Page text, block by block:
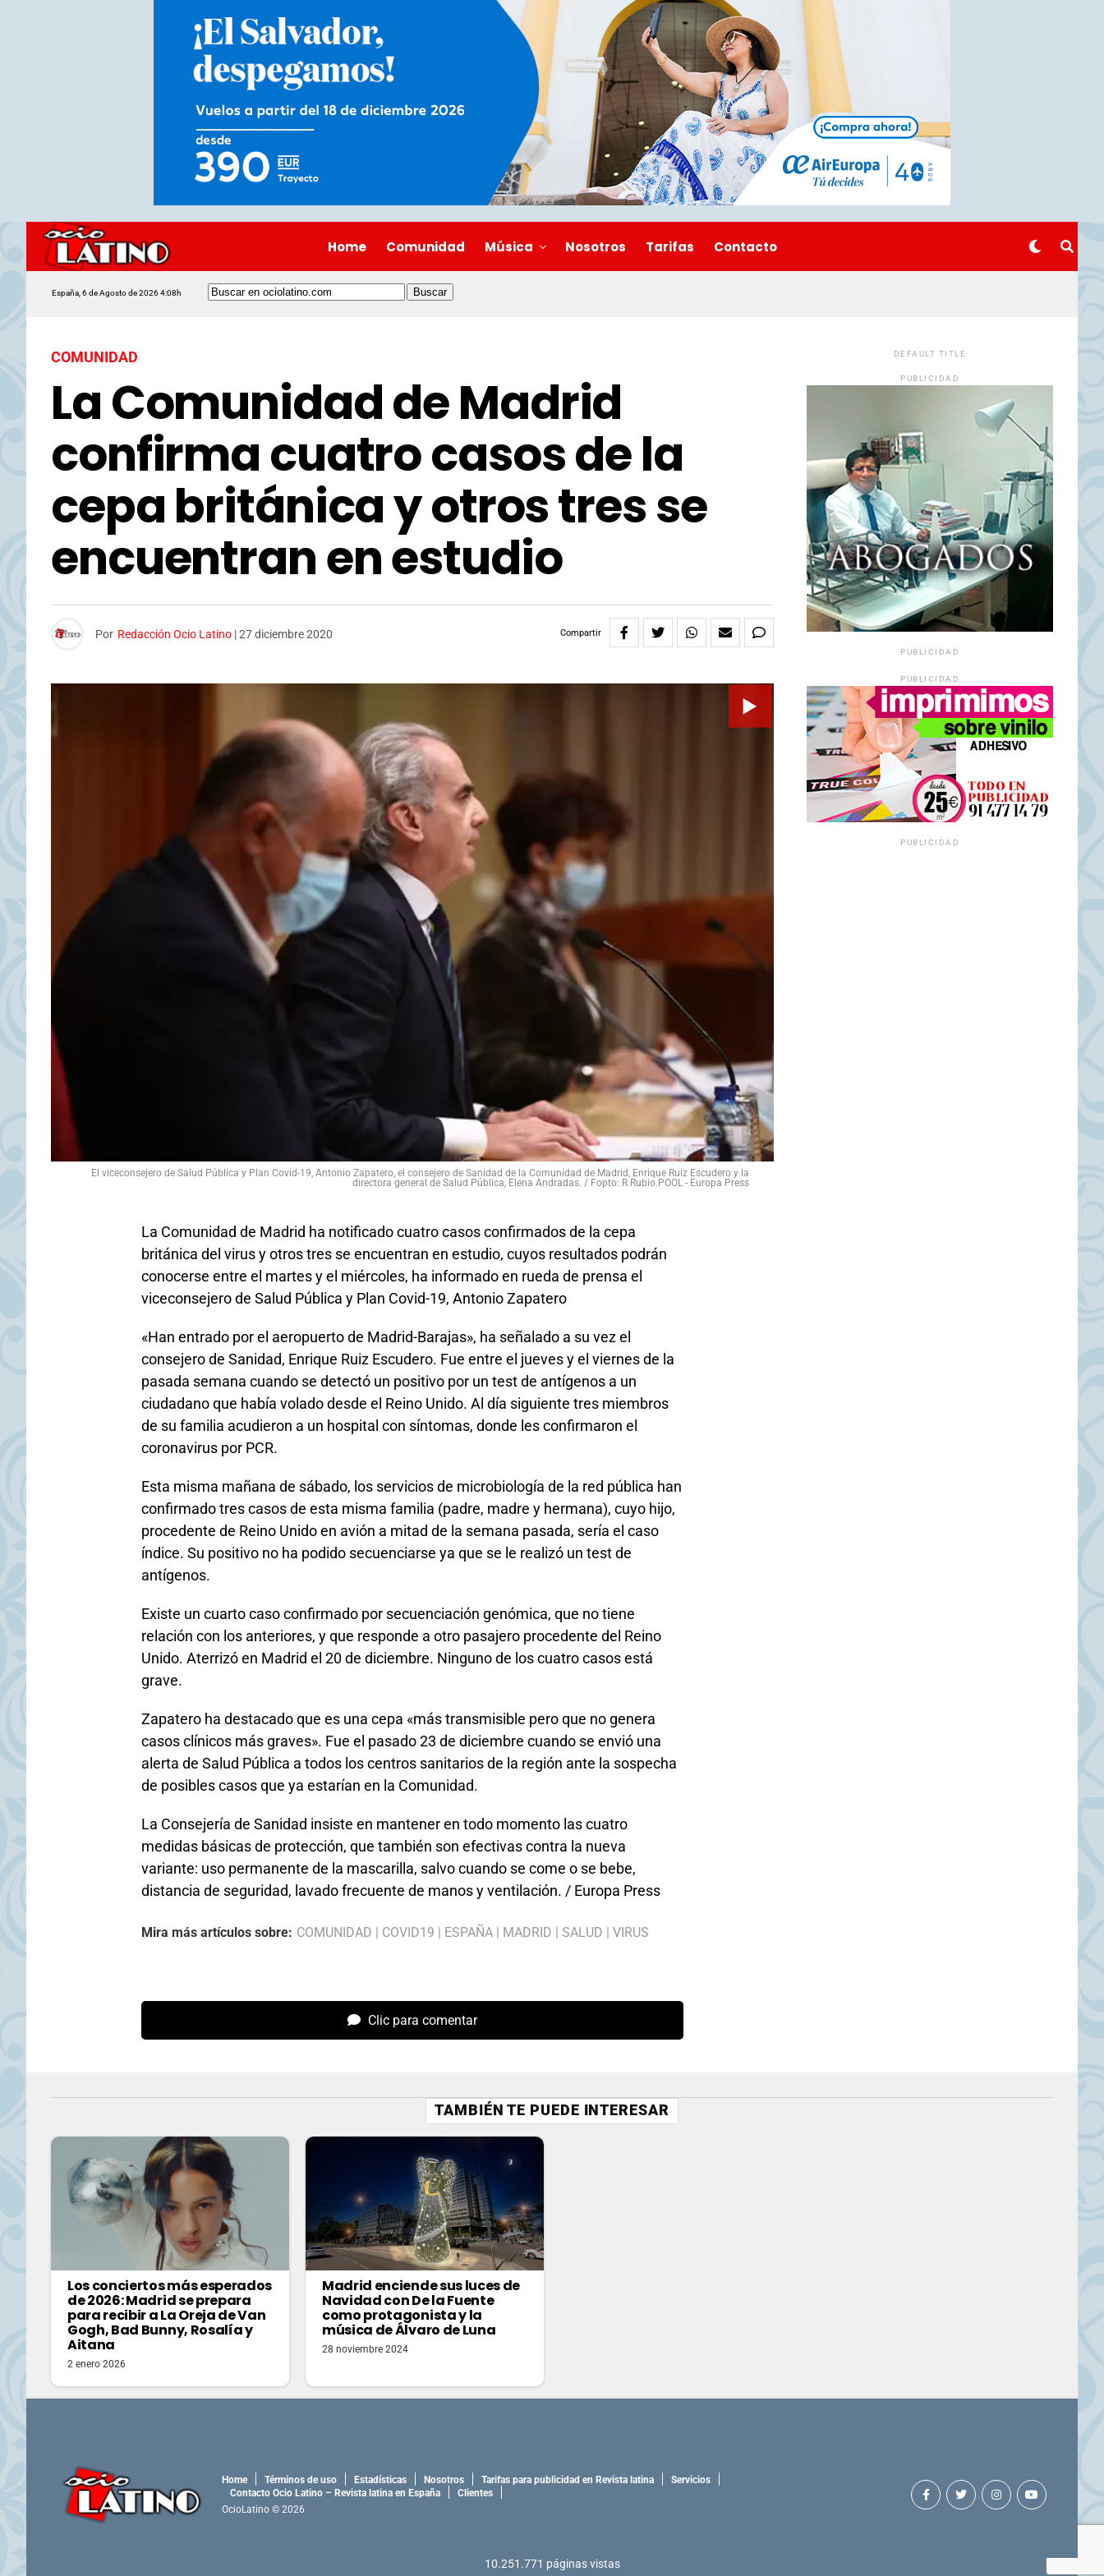
Home Comunidad Música Nosotros Tarifas Contacto
España, 6 de Agosto de 2026 4:08h
COMUNIDAD
La Comunidad de Madrid
confirma cuatro casos de la
cepa británica y otros tres se
encuentran en estudio
Por Redacción Ocio Latino |27 diciembre 2020 Compartir
El viceconsejero de Salud Pública y Plan Covid-19, Antonio Zapatero, el consejero de Sanidad de la Comunidad de Madrid, Enrique Ruiz Escudero y la
directora general de Salud Pública, Elena Andradas. / Fopto: R.Rubio.POOL - Europa Press
La Comunidad de Madrid ha notificado cuatro casos confirmados de la cepa
británica del virus y otros tres se encuentran en estudio, cuyos resultados podrán
conocerse entre el martes y el miércoles, ha informado en rueda de prensa el
viceconsejero de Salud Pública y Plan Covid-19, Antonio Zapatero
«Han entrado por el aeropuerto de Madrid-Barajas», ha señalado a su vez el
consejero de Sanidad, Enrique Ruiz Escudero. Fue entre el jueves y el viernes de la
pasada semana cuando se detectó un positivo por un test de antígenos a un
ciudadano que había volado desde el Reino Unido. Al día siguiente tres miembros
de su familia acudieron a un hospital con síntomas, donde les confirmaron el
coronavirus por PCR.
Esta misma mañana de sábado, los servicios de microbiología de la red pública han
confirmado tres casos de esta misma familia (padre, madre y hermana), cuyo hijo,
procedente de Reino Unido en avión a mitad de la semana pasada, sería el caso
índice. Su positivo no ha podido secuenciarse ya que se le realizó un test de
antígenos.
Existe un cuarto caso confirmado por secuenciación genómica, que no tiene
relación con los anteriores, y que responde a otro pasajero procedente del Reino
Unido. Aterrizó en Madrid el 20 de diciembre. Ninguno de los cuatro casos está
grave.
Zapatero ha destacado que es una cepa «más transmisible pero que no genera
casos clínicos más graves». Fue el pasado 23 de diciembre cuando se envió una
alerta de Salud Pública a todos los centros sanitarios de la región ante la sospecha
de posibles casos que ya estarían en la Comunidad.
La Consejería de Sanidad insiste en mantener en todo momento las cuatro
medidas básicas de protección, que también son efectivas contra la nueva
variante: uso permanente de la mascarilla, salvo cuando se come o se bebe,
distancia de seguridad, lavado frecuente de manos y ventilación. / Europa Press
Mira más artículos sobre: COMUNIDAD | COVID19 | ESPAÑA | MADRID | SALUD | VIRUS
Clic para comentar
DEFAULT TITLE
PUBLICIDAD
PUBLICIDAD
PUBLICIDAD
PUBLICIDAD
TAMBIÉN TE PUEDE INTERESAR
Los conciertos más esperados
de 2026: Madrid se prepara
para recibir a La Oreja de Van
Gogh, Bad Bunny, Rosalía y
Aitana
2 enero 2026
Madrid enciende sus luces de
Navidad con De la Fuente
como protagonista y la
música de Álvaro de Luna
28 noviembre 2024
Home Términos de uso Estadísticas Nosotros Tarifas para publicidad en Revista latina
Servicios
Contacto Ocio Latino – Revista latina en España
Clientes
OcioLatino © 2026
10.251.771 páginas vistas